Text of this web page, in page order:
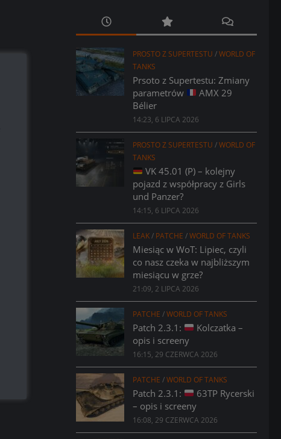
PROSTO Z SUPERTESTU /WORLD OF
TANKS
Prsoto z Supertestu: Zmiany
parametrów
AMX 29
Bélier
14:23, 6 LIPCA 2026
PROSTO Z SUPERTESTU /WORLD OF
TANKS
VK 45.01 (P) – kolejny
pojazd z współpracy z Girls
und Panzer?
14:15, 6 LIPCA 2026
LEAK/ PATCHE /WORLD OF TANKS
Miesiąc w WoT: Lipiec, czyli
co nasz czeka w najbliższym
miesiącu w grze?
21:09, 2 LIPCA 2026
PATCHE /WORLD OF TANKS
Patch 2.3.1:
Kolczatka –
opis i screeny
16:15, 29 CZERWCA 2026
PATCHE /WORLD OF TANKS
Patch 2.3.1:
63TP Rycerski
– opis i screeny
16:08, 29 CZERWCA 2026